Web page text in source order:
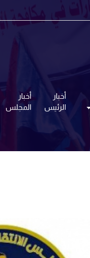
أخبار
الرئيس
أخبار
المجلس